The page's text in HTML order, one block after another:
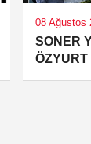
08 Ağustos
SONER